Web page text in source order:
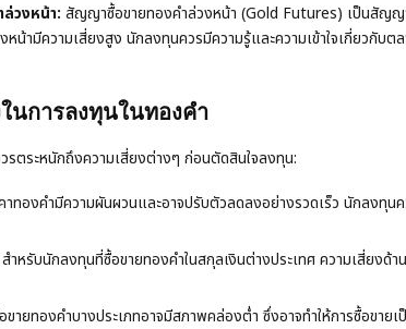
วงหน้า: สัญญาซื้อขายทองคำล่วงหน้า (Gold Futures) เป็นสัญญ
น้ามีความเสี่ยงสูง นักลงทุนควรมีความรู้และความเข้าใจเกี่ยวกับต
นการลงทุนในทองคำ
ตระหนักถึงความเสี่ยงต่างๆ ก่อนตัดสินใจลงทุน:
าทองคำมีความผันผวนและอาจปรับตัวลดลงอย่างรวดเร็ว นักลงทุน
สำหรับนักลงทุนที่ซื้อขายทองคำในสกุลเงินต่างประเทศ ความเสี่ยงด้
ขายทองคำบางประเภทอาจมีสภาพคล่องต่ำ ซึ่งอาจทำให้การซื้อขายเ